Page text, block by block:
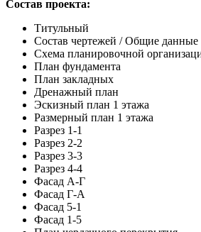
Состав проекта:
Титульный
Состав чертежей / Общие данные
Схема планировочной
План фундамента
План закладных
Дренажный план
Эскизный план 1 этажа
Размерный план 1 этажа
Разрез 1-1
Разрез 2-2
Разрез 3-3
Разрез 4-4
Фасад А-Г
Фасад Г-А
Фасад 5-1
Фасад 1-5